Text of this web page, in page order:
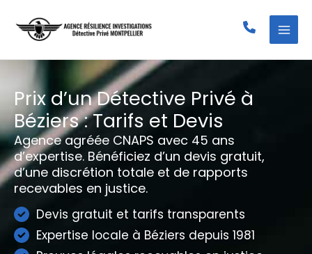
contenu
Prix d’un Détective Privé à
Béziers : Tarifs et Devis
Agence agréée CNAPS avec 45 ans
d’expertise. Bénéficiez d’un devis gratuit,
d’une discrétion totale et de rapports
recevables en justice.
Devis gratuit et tarifs transparents
Expertise locale à Béziers depuis 1981